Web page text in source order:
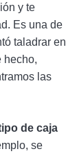
y te
Es una de
taladrar en
hecho,
las
de caja
se